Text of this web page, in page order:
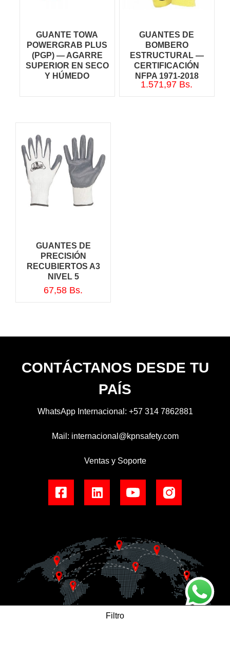
Filtro
GUANTE TOWA
POWERGRAB PLUS
(PGP) — AGARRE
SUPERIOR EN SECO
Y HÚMEDO
GUANTES DE
BOMBERO
ESTRUCTURAL —
CERTIFICACIÓN
NFPA 1971-2018
1.571,97 Bs.
GUANTES DE
PRECISIÓN
RECUBIERTOS A3
NIVEL 5
67,58 Bs.
CONTÁCTANOS DESDE TU
PAÍS
WhatsApp Internacional: +57 314 7862881
Mail: internacional@kpnsafety.com
Ventas y Soporte